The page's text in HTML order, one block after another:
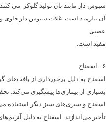
سبوس دار مانند نان تولید گلوکز می
آن نیازمند است. غلات سبوس دار حاوی
عصبی
مفید است.
۶- اسفناج
اسفناج به دلیل برخورداری از بافت‌های
بسیاری از بیماری‌ها پیشگیری می‌کند.
اسفناج و سبزی‌های سبز دیگر استفاده
تأخیر می‌اندازند. اسفناج به دلیل